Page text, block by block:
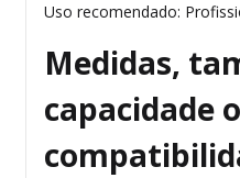
Uso recomendado:
Medidas,
capacidade